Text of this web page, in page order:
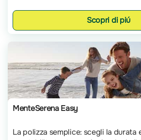
Scopri di piú
MenteSerena Easy
La polizza semplice: scegli la durata